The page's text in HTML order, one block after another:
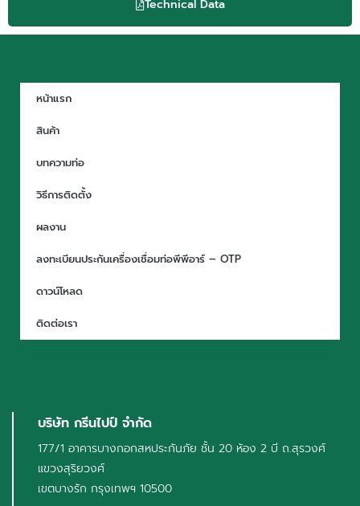
Technical Data
หน้าแรก
สินค้า
บทความท่อ
วิธีการติดตั้ง
ผลงาน
ลงทะเบียนประกันเครื่องเชื่อมท่อพีพีอาร์ – OTP
ดาวน์โหลด
ติดต่อเรา
บริษัท กรีนไปป์ จำกัด
177/1 อาคารบางกอกสหประกันภัย ชั้น 20 ห้อง 2 บี ถ.สุรวงศ์
แขวงสุริยวงศ์
เขตบางรัก กรุงเทพฯ 10500